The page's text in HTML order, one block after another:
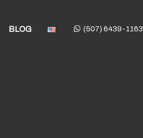
BLOG (507) 6439-1163